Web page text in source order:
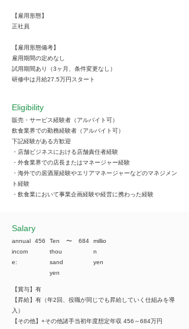
【雇用形態】
正社員
【雇用形態備考】
雇用期間の定めなし
試用期間あり（3ヶ月、条件変更なし）
研修中は月給27.5万円スタート
Eligibility
販売・サービス経験者（アルバイト可）
飲食業界での勤務経験者（アルバイト可）
下記経験がある方歓迎
・店舗ビジネスにおける店舗責任者経験
・外食業界での店長またはマネージャー経験
・海外での居酒屋経験やエリアマネージャーなどのマネジメン
ト経験
・飲食業において事業企画経験や経営に携わった経験
​Salary
annual
incom
e:
456
Ten
thou
sand
yen
​〜 684
millio
n
yen
【賞与】有
【昇給】有（年2回、役職が同じでも昇給していく仕組みを導
入）
【その他】+その他諸手当初年度想定年収 456～684万円